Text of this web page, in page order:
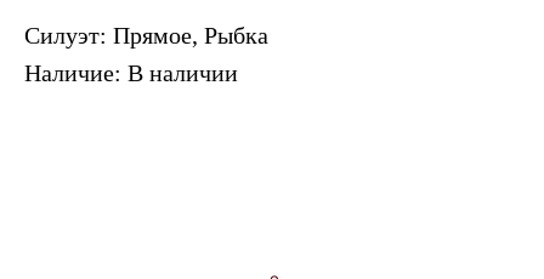
Силуэт: Прямое, Рыбка
Наличие: В наличии